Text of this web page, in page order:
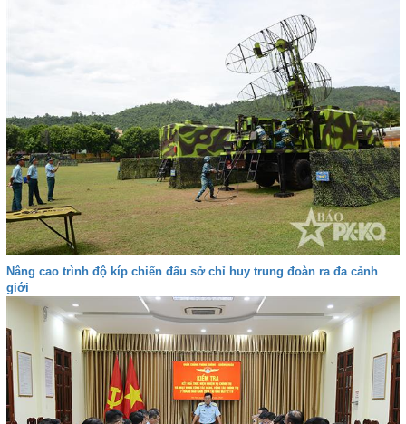
Nâng cao trình độ kíp chiến đấu sở chỉ huy trung đoàn ra đa cảnh
giới